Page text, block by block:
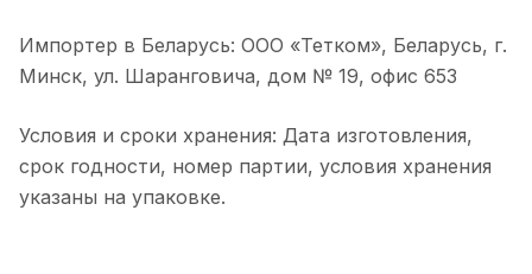
Импортер в Беларусь: ООО «Тетком», Беларусь, г.
Минск, ул. Шаранговича, дом № 19, офис 653
Условия и сроки хранения: Дата изготовления,
срок годности, номер партии, условия хранения
указаны на упаковке.